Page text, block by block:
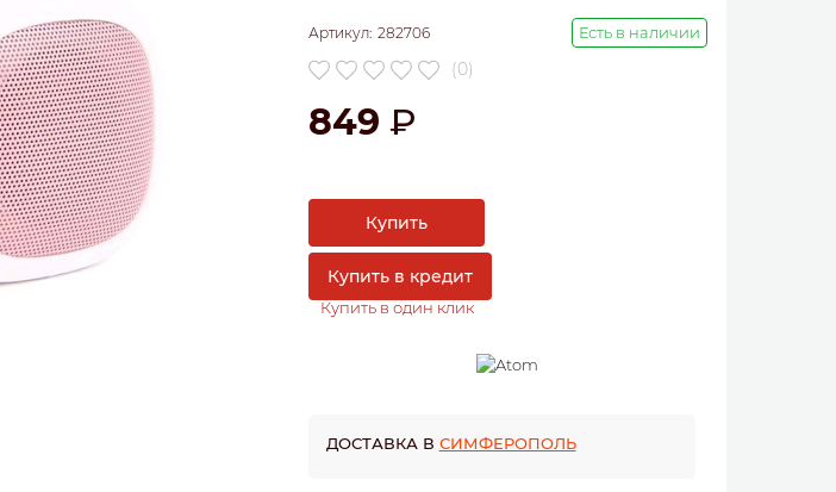
Артикул: 282706 Есть в наличии
(0)
849
Купить
Купить в кредит
Купить в один клик
ДОСТАВКА В СИМФЕРОПОЛЬ